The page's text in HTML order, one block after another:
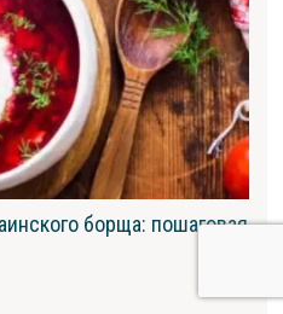
борща: пошаговая